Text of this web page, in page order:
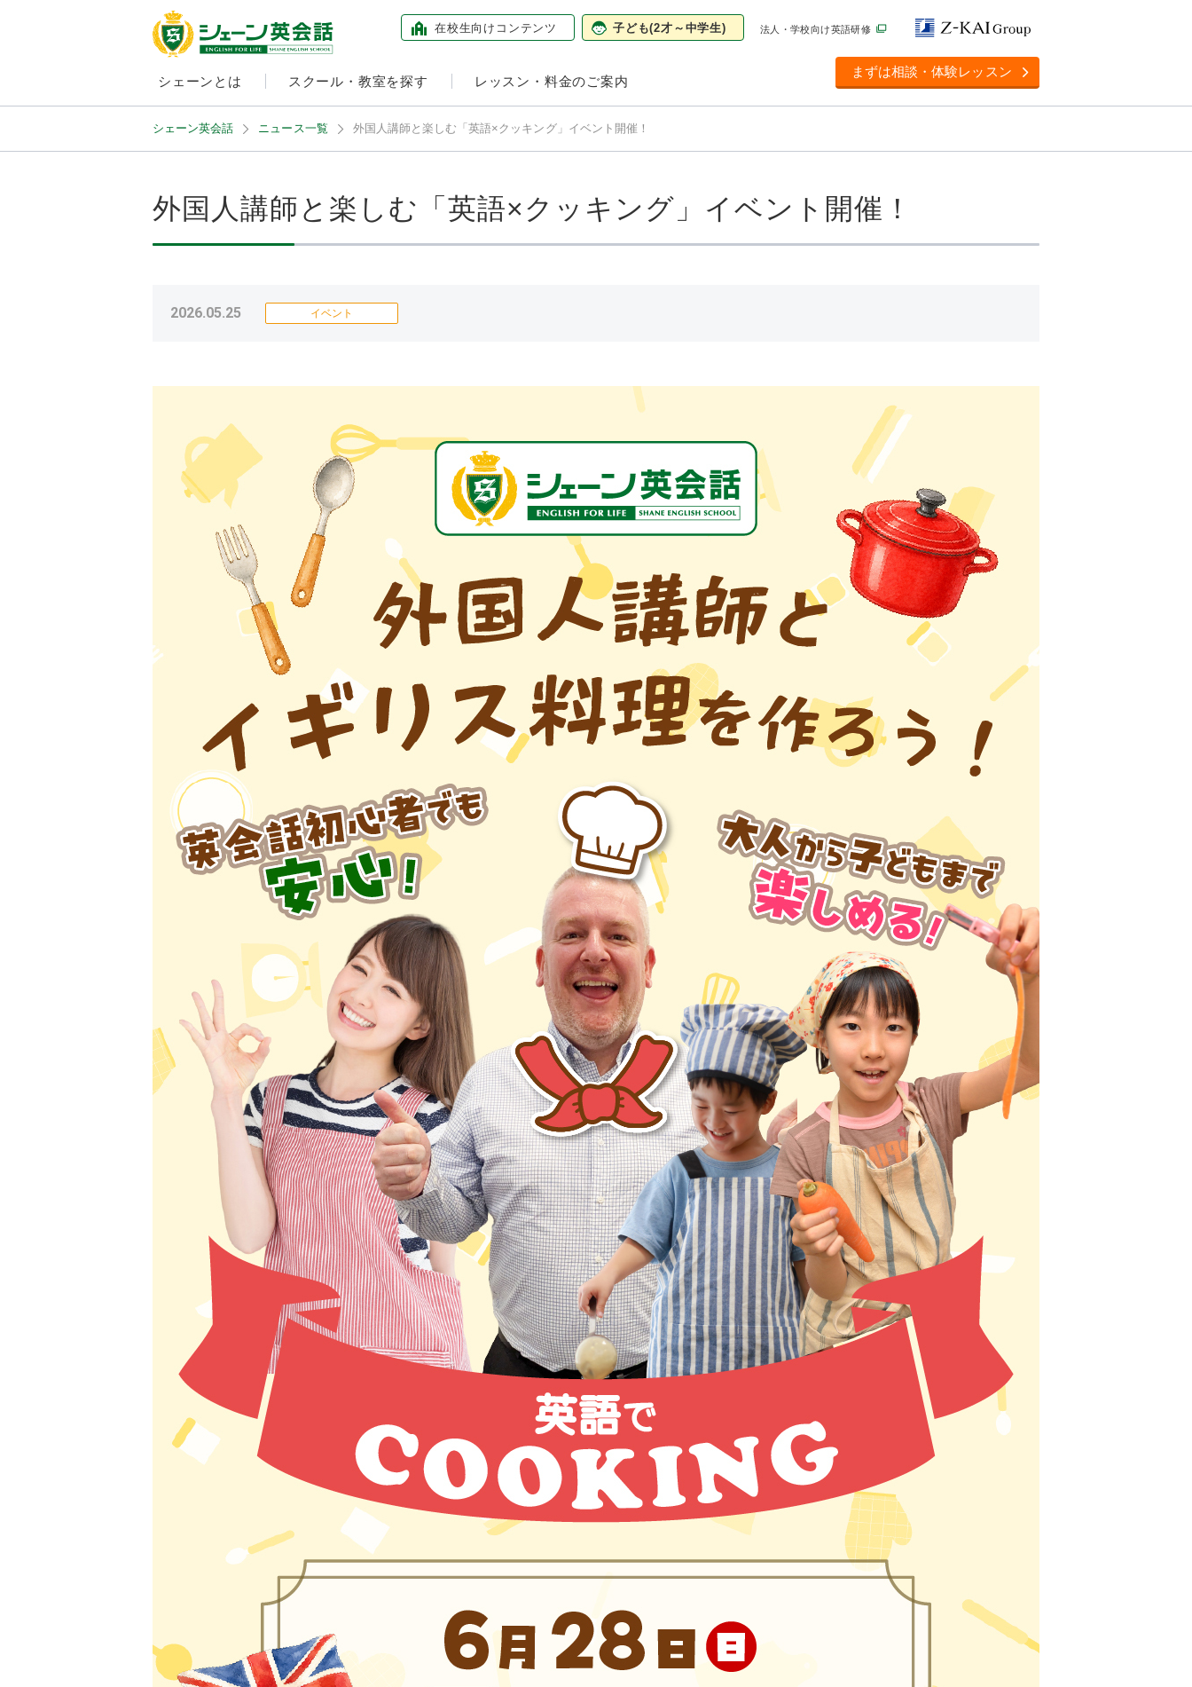
在校生向け コンテンツ 子ども(2才～中学生) 法人・学校向け英語研修
シェーンとは スクール・教室を探す レッスン・料金のご案内
まずは相談・体験レッスン
シェーン英会話 ニュース一覧 外国人講師と楽しむ「英語×クッキング」イベント開催！
外国人講師と楽しむ「英語×クッキング」イベント開催！
2026.05.25 イベント